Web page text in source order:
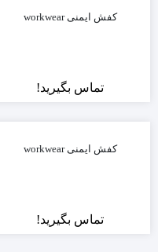
کفش ایمنی workwear
تماس بگیرید!
کفش ایمنی workwear
تماس بگیرید!